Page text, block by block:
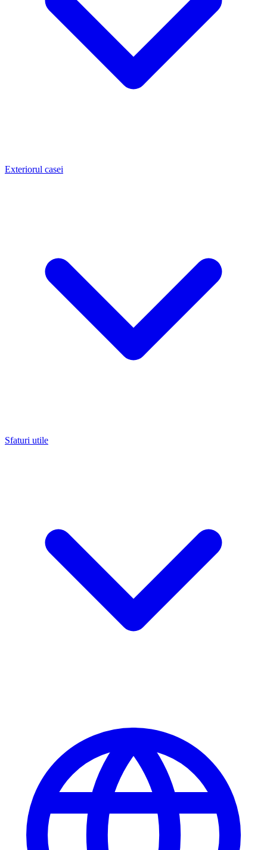
Exteriorul casei
Sfaturi utile